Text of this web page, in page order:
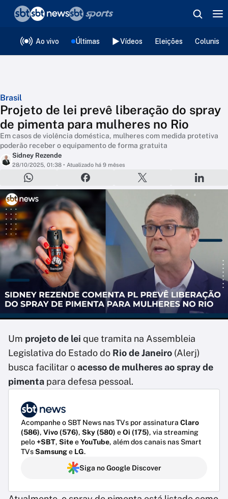
Ao vivo Últimas Vídeos Eleições
Brasil
Projeto de lei prevê liberação do spray
de pimenta para mulheres no Rio
Em casos de violência doméstica, mulheres com medida protetiva
poderão receber o equipamento de forma gratuita
Sidney Rezende
28/10/2025, 01:38 • Atualizado há 9 mêses
Um projeto de lei que tramita na Assembleia
Legislativa do Estado do Rio de Janeiro (Alerj)
busca facilitar oacesso de mulheres ao spray de
pimenta para defesa pessoal.
Acompanhe o SBT News nas TVs por assinatura Claro
(586), Vivo (576), Sky (580) eOi (175), via streaming
pelo+SBT, SiteeYouTube, além dos canais nas Smart
TVsSamsunge LG.
Siga no Google Discover
❮voltar
Editorias